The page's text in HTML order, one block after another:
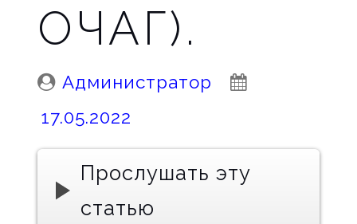
ОЧАГ).
Posted
By:
Администратор
17.05.2022
Прослушать эту
статью